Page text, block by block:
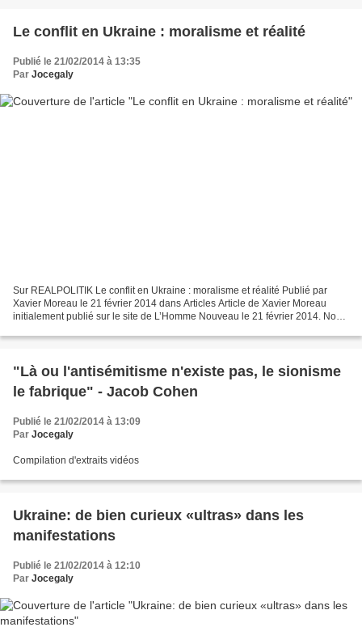
Le conflit en Ukraine : moralisme et réalité
Publié le 21/02/2014 à 13:35
Par Jocegaly
Sur REALPOLITIK Le conflit en Ukraine : moralisme et réalité Publié par
Xavier Moreau le 21 février 2014 dans Articles Article de Xavier Moreau
initialement publié sur le site de L’Homme Nouveau le 21 février 2014. Nous
"Là ou l'antisémitisme n'existe pas, le sionisme
le fabrique" - Jacob Cohen
Publié le 21/02/2014 à 13:09
Par Jocegaly
Compilation d'extraits vidéos
Ukraine: de bien curieux «ultras» dans les
manifestations
Publié le 21/02/2014 à 12:10
Par Jocegaly